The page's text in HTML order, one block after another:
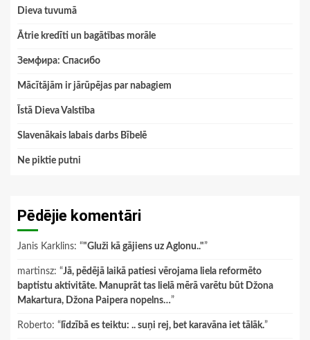
Dieva tuvumā
Ātrie kredīti un bagātības morāle
Земфира: Спасибо
Mācītājām ir jārūpējas par nabagiem
Īstā Dieva Valstība
Slavenākais labais darbs Bībelē
Ne piktie putni
Pēdējie komentāri
Janis Karklins: “"Gluži kā gājiens uz Aglonu.."”
martinsz: “Jā, pēdējā laikā patiesi vērojama liela reformēto
baptistu aktivitāte. Manuprāt tas lielā mērā varētu būt Džona
Makartura, Džona Paipera nopelns…”
Roberto: “ līdzībā es teiktu: .. suņi rej, bet karavāna iet tālāk.”